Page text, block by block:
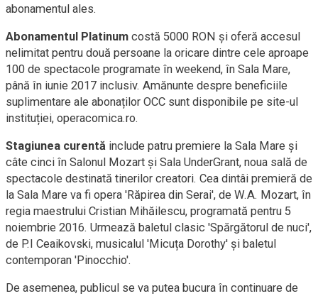
abonamentul ales.
Abonamentul Platinum costă 5000 RON și oferă accesul
nelimitat pentru două persoane la oricare dintre cele aproape
100 de spectacole programate în weekend, în Sala Mare,
până în iunie 2017 inclusiv. Amănunte despre beneficiile
suplimentare ale abonaților OCC sunt disponibile pe site-ul
instituției, operacomica.ro.
Stagiunea curentă include patru premiere la Sala Mare și
câte cinci în Salonul Mozart și Sala UnderGrant, noua sală de
spectacole destinată tinerilor creatori. Cea dintâi premieră de
la Sala Mare va fi opera 'Răpirea din Serai', de W.A. Mozart, în
regia maestrului Cristian Mihăilescu, programată pentru 5
noiembrie 2016. Urmează baletul clasic 'Spărgătorul de nuci',
de P.I Ceaikovski, musicalul 'Micuța Dorothy' și baletul
contemporan 'Pinocchio'.
De asemenea, publicul se va putea bucura în continuare de